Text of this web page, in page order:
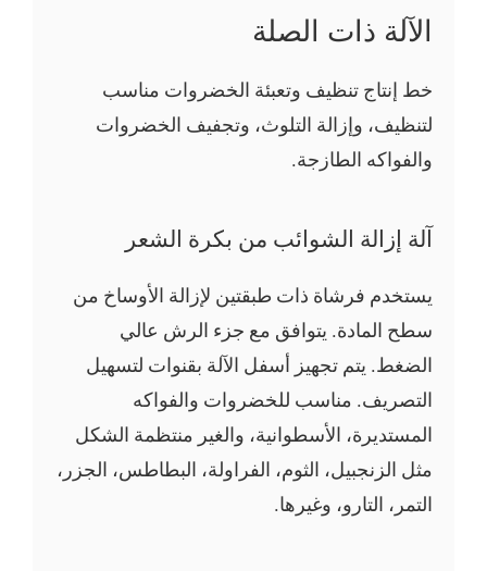
الآلة ذات الصلة
خط إنتاج تنظيف وتعبئة الخضروات مناسب
لتنظيف، وإزالة التلوث، وتجفيف الخضروات
والفواكه الطازجة.
آلة إزالة الشوائب من بكرة الشعر
يستخدم فرشاة ذات طبقتين لإزالة الأوساخ من
سطح المادة. يتوافق مع جزء الرش عالي
الضغط. يتم تجهيز أسفل الآلة بقنوات لتسهيل
التصريف. مناسب للخضروات والفواكه
المستديرة، الأسطوانية، والغير منتظمة الشكل
مثل الزنجبيل، الثوم، الفراولة، البطاطس، الجزر،
التمر، التارو، وغيرها.